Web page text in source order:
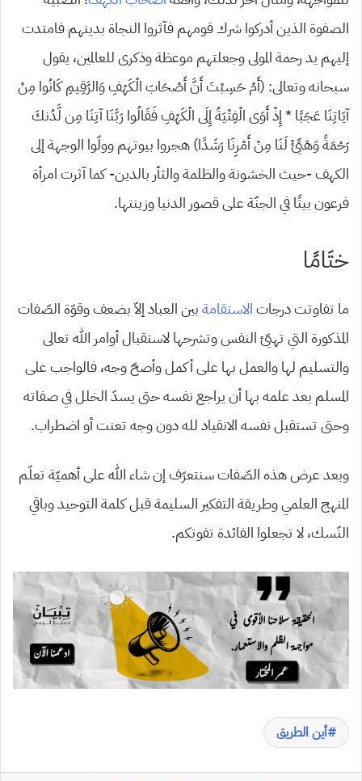
الصفوة الذين أدركوا شرك قومهم فآثروا النجاة بدينهم فامتدت
إليهم يد رحمة المولى وجعلتهم موعظة وذكرى للعالمين، يقول
سبحانه وتعالى: (أَمْ حَسِبْتَ أَنَّ أَصْحَابَ الْكَهْفِ وَالرَّقِيمِ كَانُوا مِنْ
آيَاتِنَا عَجَبًا * إِذْ أَوَى الْفِتْيَةُ إِلَى الْكَهْفِ فَقَالُوا رَبَّنَا آتِنَا مِن لَّدُنكَ
رَحْمَةً وَهَيِّئْ لَنَا مِنْ أَمْرِنَا رَشَدًا) هجروا بيوتهم وولّوا الوجهة إلى
الكهف -حيث الخشونة والظلمة والثأر بالدين- كما آثرت امرأة
فرعون بيتًا في الجنّة على قصور الدنيا وزينتها.
ختَامًا
ما تفاوتت درجاتالاستقامةبين العباد إلاّ بضعف وقوّة الصّفات
المذكورة التي تهيّئ النفس وتشرحها لاستقبال أوامر الله تعالى
والتسليم لها والعمل بها على أكمل وأصحّ وجه، فالواجب على
المسلم بعد علمه بها أن يراجع نفسه حتى يسدّ الخلل في صفاته
وحتى تستقبل نفسه الانقياد لله دون وجه تعنت أو اضطراب.
وبعد عرض هذه الصّفات سنتعرّف إن شاء الله على أهميّة تعلّم
المنهج العلمي وطريقة التفكير السليمة قبل كلمة التوحيد وباقي
النّسك، لا تجعلوا الفائدة تفوتكم.
أين الطريق